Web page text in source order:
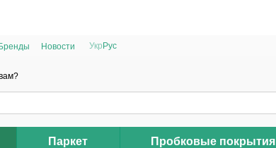
Бренды Новости Укр Рус
Паркет Пробковые покрытия